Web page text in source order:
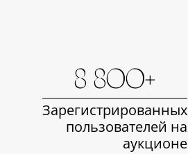
8 800+
Зарегистрированных
пользователей на
аукционе